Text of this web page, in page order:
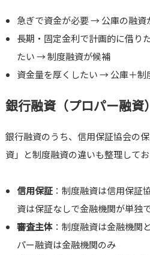
急ぎで資金が必要 → 公庫の融資
長期・固定金利で計画的に借り
たい → 制度融資が候補
資金量を厚くしたい → 公庫＋制
銀行融資（プロパー融資
銀行融資のうち、信用保証協会の
資」と制度融資の違いも整理してお
信用保証 ：制度融資は信用保証
資は保証なしで金融機関が単独
審査主体 ：制度融資は金融機関
パー融資は金融機関のみ